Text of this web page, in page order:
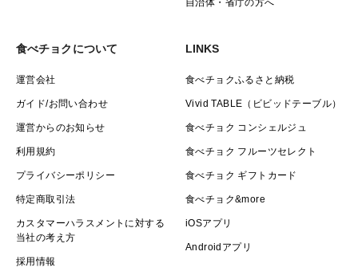
食べチョクについて
運営会社
ガイド/お問い合わせ
運営からのお知らせ
利用規約
プライバシーポリシー
特定商取引法
カスタマーハラスメントに対する
当社の考え方
採用情報
LINKS
食べチョクふるさと納税
Vivid TABLE（ビビッドテーブル）
食べチョク コンシェルジュ
食べチョク フルーツセレクト
食べチョク ギフトカード
食べチョク&more
iOSアプリ
Androidアプリ